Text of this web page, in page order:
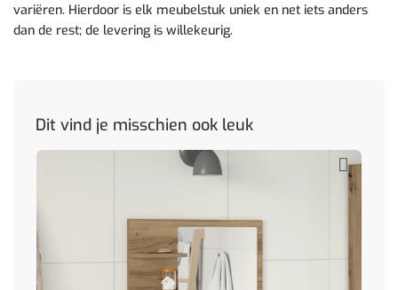
variëren. Hierdoor is elk meubelstuk uniek en net iets anders
dan de rest; de levering is willekeurig.
Dit vind je misschien ook leuk